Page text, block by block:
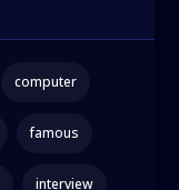
computer
famous
interview